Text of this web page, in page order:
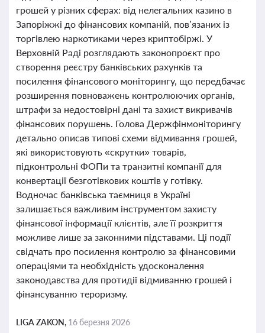
грошей у різних сферах: від нелегальних казино в
Запоріжжі до фінансових компаній, пов’язаних із
торгівлею наркотиками через криптобіржі. У
Верховній Раді розглядають законопроєкт про
створення реєстру банківських рахунків та
посилення фінансового моніторингу, що передбачає
розширення повноважень контролюючих органів,
штрафи за недостовірні дані та захист викривачів
фінансових порушень. Голова Держфінмоніторингу
детально описав типові схеми відмивання грошей,
які використовують «скрутки» товарів,
підконтрольні ФОПи та транзитні компанії для
конвертації безготівкових коштів у готівку.
Водночас банківська таємниця в Україні
залишається важливим інструментом захисту
фінансової інформації клієнтів, але її розкриття
можливе лише за законними підставами. Ці події
свідчать про посилення контролю за фінансовими
операціями та необхідність удосконалення
законодавства для протидії відмиванню грошей і
фінансуванню тероризму.
LIGA ZAKON, 16 березня 2026